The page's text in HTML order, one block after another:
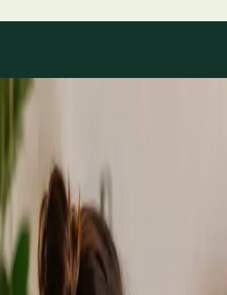
Áreas de especialidad
Consultas con
disponibles
Los perfiles se actualizan a medida